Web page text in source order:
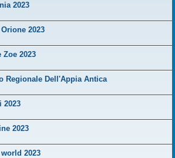
2023
2023
Zoe 2023
Regionale Dell'Appia Antica
2023
2023
2023